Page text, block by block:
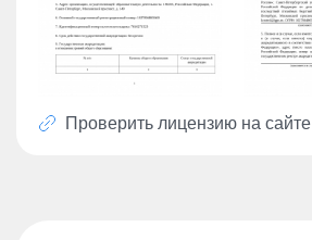
Проверить лицензию на сайте